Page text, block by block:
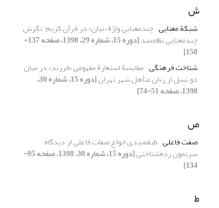
ش
شبکۀ معنایی چندمعناییِ واژۀ «بیان» در قرآن کریم: نگرش
چندمعنایی نظام‏مند
[دوره 15، شماره 29، 1398، صفحه 137-
158]
شناخت فرهنگی مقایسۀ استعارۀ مفهومیِ «فرزند» در میان
دو نسل از زنان متأهل شهر تهران
[دوره 15، شماره 30،
1398، صفحه 51-74]
ص
صفت فاعلی طبقه‌بندی انواع صفات فاعلی از دیدگاه
سرنمون رده‌شناختی
[دوره 15، شماره 30، 1398، صفحه 95-
134]
ط